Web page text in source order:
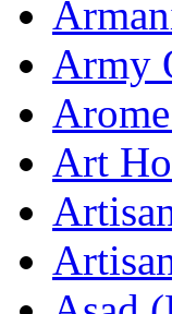
Army
Art